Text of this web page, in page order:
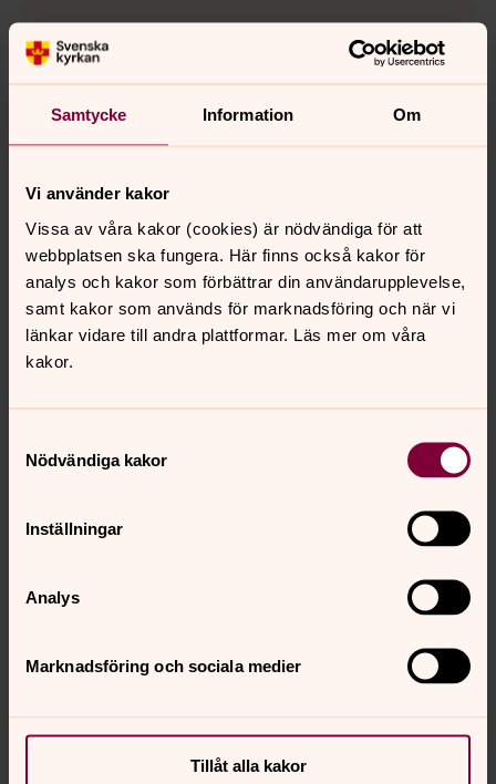
Samtycke Information Om
Vi använder kakor
Vissa av våra kakor (cookies) är nödvändiga för att
webbplatsen ska fungera. Här finns också kakor för
analys och kakor som förbättrar din användarupplevelse,
samt kakor som används för marknadsföring och när vi
länkar vidare till andra plattformar. Läs mer om våra
kakor.
Nödvändiga kakor
Inställningar
Analys
Marknadsföring och sociala medier
Tillåt alla kakor
Synpunkter eller frågor på sidans